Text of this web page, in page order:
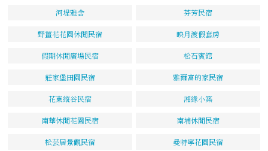
河堤雅舍 芬芳民宿
野薑花花園休閒民宿 映月渡假套房
假期休閒廣場民宿 松石賓館
莊家堡田園民宿 雅爾富的家民宿
花東縱谷民宿 湘緣小築
南華休閒花園民宿 南埔休閒民宿
松芸居景觀民宿 曼特寧花園民宿